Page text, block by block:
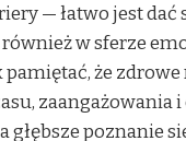
— łatwo jest dać
w sferze
że zdrowe
zaangażowania
głębsze poznanie